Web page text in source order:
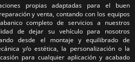
propias adaptadas para el buen
y venta, contando con los equipos
completo de servicios a nuestros
de dejar su vehículo para nosotros
desde el montaje y equilibrado de
y/o estética, la personalización o la
para cualquier aplicación y acabado